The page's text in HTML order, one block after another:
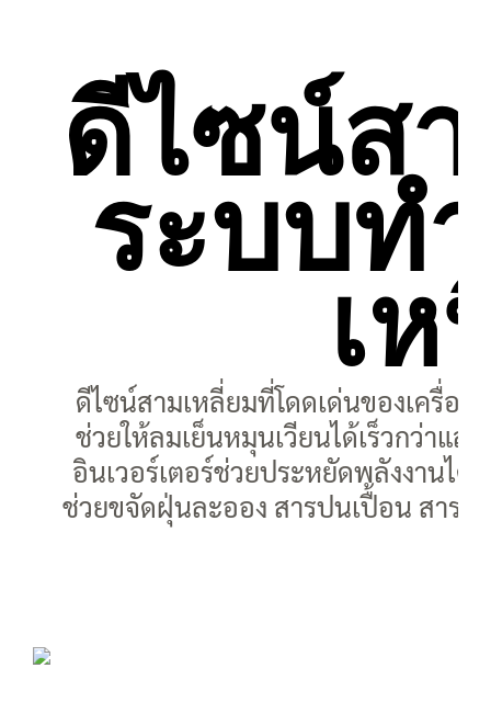
ดีไซน์ส
ระบบท
เห
ดีไซน์สามเหลี่ยมที่โดดเด่นของเครื่อ
ช่วยให้ลมเย็นหมุนเวียนได้เร็วกว่าแ
อินเวอร์เตอร์ช่วยประหยัดพลังงานไ
ช่วยขจัดฝุ่นละออง สารปนเปื้อน สารก่